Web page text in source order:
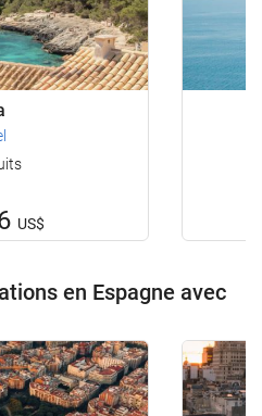
US$
en Espagne avec